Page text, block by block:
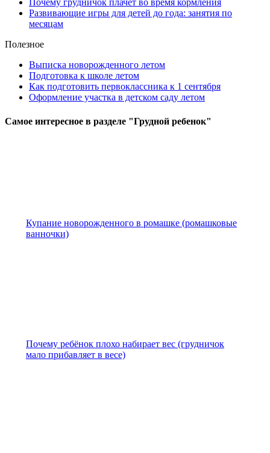
Почему грудничок плачет во время кормления
Развивающие игры для детей до года: занятия по
месяцам
Полезное
Выписка новорожденного летом
Подготовка к школе летом
Как подготовить первоклассника к 1 сентября
Оформление участка в детском саду летом
Самое интересное в разделе "Грудной ребенок"
Купание новорожденного в ромашке (ромашковые
ванночки)
Почему ребёнок плохо набирает вес (грудничок
мало прибавляет в весе)